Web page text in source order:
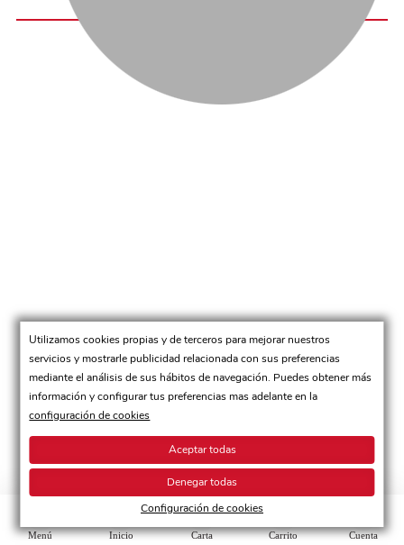
Menú Inicio Carta Carrito Cuenta
Utilizamos cookies propias y de terceros para mejorar nuestros
servicios y mostrarle publicidad relacionada con sus preferencias
mediante el análisis de sus hábitos de navegación. Puedes obtener más
información y configurar tus preferencias mas adelante en la
configuración de cookies
Aceptar todas
Denegar todas
Configuración de cookies